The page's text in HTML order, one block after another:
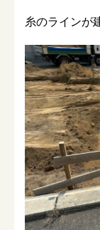
糸のラインが